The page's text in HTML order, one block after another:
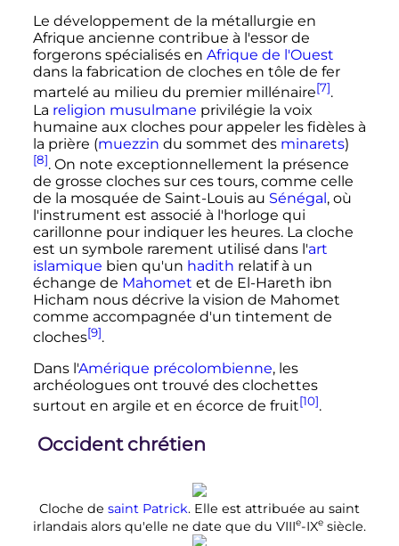
Le développement de la métallurgie en
Afrique ancienne contribue à l'essor de
forgerons spécialisés en Afrique de l'Ouest
dans la fabrication de cloches en tôle de fer
martelé au milieu du premier millénaire[7].
La religion musulmane privilégie la voix
humaine aux cloches pour appeler les fidèles à
la prière (muezzin du sommet des minarets)
[8]. On note exceptionnellement la présence
de grosse cloches sur ces tours, comme celle
de la mosquée de Saint-Louis au Sénégal, où
l'instrument est associé à l'horloge qui
carillonne pour indiquer les heures. La cloche
est un symbole rarement utilisé dans l'art
islamique bien qu'un hadith relatif à un
échange de Mahomet et de El-Hareth ibn
Hicham nous décrive la vision de Mahomet
comme accompagnée d'un tintement de
cloches[9].
Dans l'Amérique précolombienne, les
archéologues ont trouvé des clochettes
surtout en argile et en écorce de fruit[10].
Occident chrétien
Cloche de saint Patrick. Elle est attribuée au saint
irlandais alors qu'elle ne date que du VIIIe-IXe siècle.